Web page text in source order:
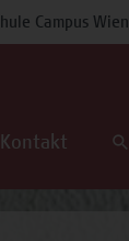
Campus Wien
Kontakt